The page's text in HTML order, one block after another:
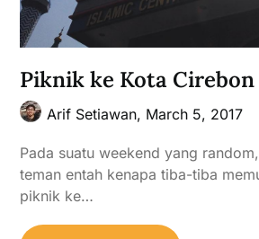
Piknik ke Kota Cirebon
Arif Setiawan, March 5, 2017
Pada suatu weekend yang
teman entah kenapa tiba-tiba
piknik ke…